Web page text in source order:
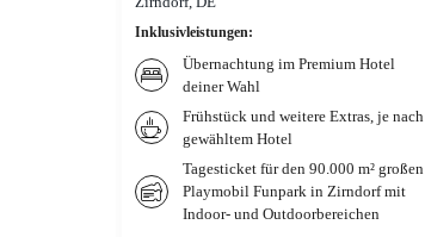
Inklusivleistungen:
Übernachtung im Premium Hotel
deiner Wahl
Frühstück und weitere Extras, je nach
gewähltem Hotel
Tagesticket für den 90.000 m² großen
Playmobil Funpark in Zirndorf mit
Indoor- und Outdoorbereichen